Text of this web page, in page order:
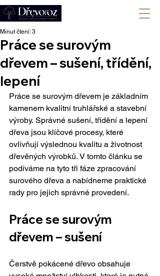
Práce se surovým
dřevem – sušení, třídění,
lepení
Minut čtení: 3
Práce se surovým dřevem je základním
kamenem kvalitní truhlářské a stavební
výroby. Správné sušení, třídění a lepení
dřeva jsou klíčové procesy, které
ovlivňují výslednou kvalitu a životnost
dřevěných výrobků. V tomto článku se
podíváme na tyto tři fáze zpracování
surového dřeva a nabídneme praktické
rady pro jejich správné provedení.
Práce se surovým
dřevem – sušení
Čerstvě pokácené dřevo obsahuje